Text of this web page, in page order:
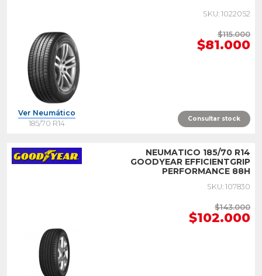
SKU: 1022052
$115.000
$81.000
Ver Neumático
185/70 R14
Consultar stock
NEUMATICO 185/70 R14
GOODYEAR EFFICIENTGRIP
PERFORMANCE 88H
SKU: 107830
$143.000
$102.000